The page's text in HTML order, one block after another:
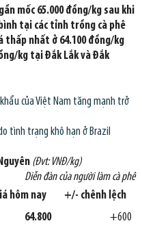
mốc 65.000 đồng/kg sau khi
tại các tỉnh trồng cà phê
thấp nhất ở 64.100 đồng/kg
kg tại Đắk Lắk và Đắk
của Việt Nam tăng mạnh trở
tình trạng khô hạn ở Brazil
(Đvt: VNĐ/kg)
Diễn đàn của người làm cà phê
hôm nay
+/- chênh lệch
64.800
+600